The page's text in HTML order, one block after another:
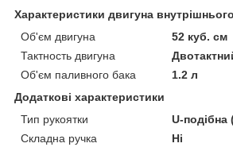
Характеристики двигуна
Об'єм двигуна
52 куб. см
Тактность двигуна
Об'єм паливного бака
1.2 л
Додаткові характеристики
Тип рукоятки
U-
Складна ручка
Ні